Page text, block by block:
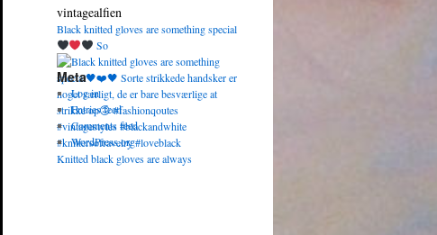
vintagealfien
Black knitted gloves are something special
So
Knitted black gloves are always
Meta
Log in
Entries feed
Comments feed
WordPress.org